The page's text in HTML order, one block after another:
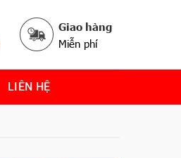
Giao hàng
Miễn phí
LIÊN HỆ